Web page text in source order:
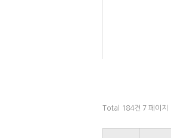
Total 184건 7 페이지